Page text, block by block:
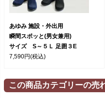
あゆみ 施設・外出用
瞬間スポッと(男女兼用)
サイズ S～５Ｌ 足囲３E
7,590円(税込)
この商品カテゴリーの売